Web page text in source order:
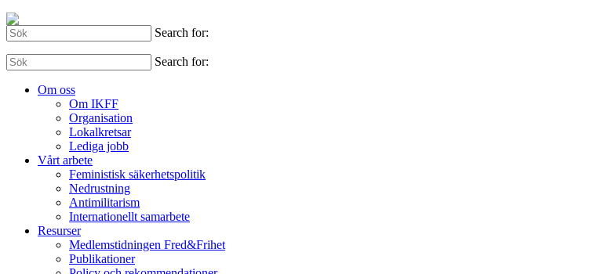
Search for:
Search for:
Om oss
Om IKFF
Organisation
Lokalkretsar
Lediga jobb
Vårt arbete
Feministisk säkerhetspolitik
Nedrustning
Antimilitarism
Internationellt samarbete
Resurser
Medlemstidningen Fred&Frihet
Publikationer